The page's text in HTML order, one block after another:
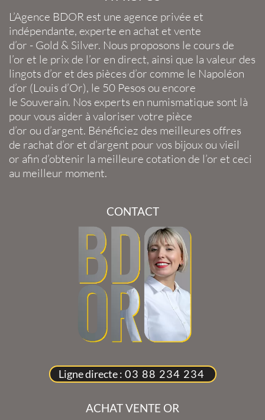
L’Agence BDOR est une agence privée et
indépendante, experte en achat et vente
d’or - Gold & Silver. Nous proposons le cours de
l’or et le prix de l’or en direct, ainsi que la valeur des
lingots d’or et des pièces d’or comme le Napoléon
d’or (Louis d’Or), le 50 Pesos ou encore
le Souverain. Nos experts en numismatique sont là
pour vous aider à valoriser votre pièce
d’or ou d’argent. Bénéficiez des meilleures offres
de rachat d’or et d’argent pour vos bijoux ou vieil
or afin d’obtenir la meilleure cotation de l’or et ceci
au meilleur moment.
CONTACT
Ligne directe : 03 88 234 234
ACHAT VENTE OR